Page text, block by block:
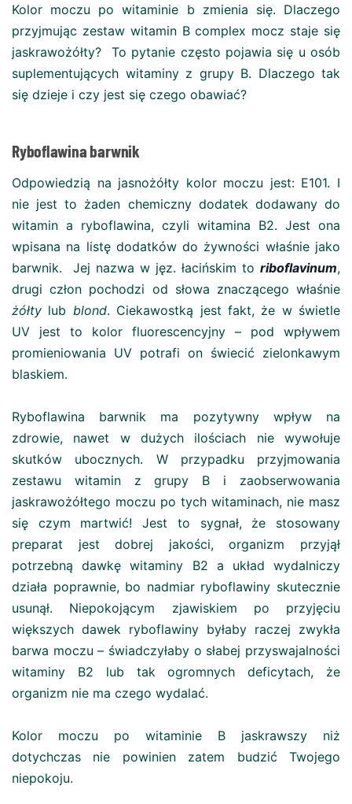
Kolor moczu po witaminie b zmienia się. Dlaczego
przyjmując zestaw witamin B complex mocz staje się
jaskrawożółty? To pytanie często pojawia się u osób
suplementujących witaminy z grupy B. Dlaczego tak
się dzieje i czy jest się czego obawiać?
Ryboflawina barwnik
Odpowiedzią na jasnożółty kolor moczu jest: E101. I
nie jest to żaden chemiczny dodatek dodawany do
witamin a ryboflawina, czyli witamina B2. Jest ona
wpisana na listę dodatków do żywności właśnie jako
barwnik. Jej nazwa w jęz. łacińskim to riboflavinum,
drugi człon pochodzi od słowa znaczącego właśnie
żółty lub blond. Ciekawostką jest fakt, że w świetle
UV jest to kolor fluorescencyjny – pod wpływem
promieniowania UV potrafi on świecić zielonkawym
blaskiem.
Ryboflawina barwnik ma pozytywny wpływ na
zdrowie, nawet w dużych ilościach nie wywołuje
skutków ubocznych. W przypadku przyjmowania
zestawu witamin z grupy B i zaobserwowania
jaskrawożółtego moczu po tych witaminach, nie masz
się czym martwić! Jest to sygnał, że stosowany
preparat jest dobrej jakości, organizm przyjął
potrzebną dawkę witaminy B2 a układ wydalniczy
działa poprawnie, bo nadmiar ryboflawiny skutecznie
usunął. Niepokojącym zjawiskiem po przyjęciu
większych dawek ryboflawiny byłaby raczej zwykła
barwa moczu – świadczyłaby o słabej przyswajalności
witaminy B2 lub tak ogromnych deficytach, że
organizm nie ma czego wydalać.
Kolor moczu po witaminie B jaskrawszy niż
dotychczas nie powinien zatem budzić Twojego
niepokoju.